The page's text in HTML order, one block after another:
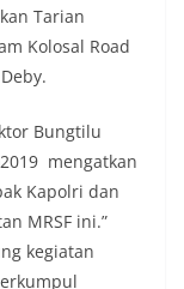
Tarian
Kolosal Road
Bungtilu
mengatkan
Kapolri dan
MRSF ini.”
kegiatan